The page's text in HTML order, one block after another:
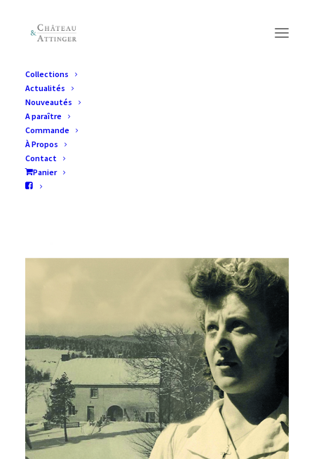
Collections
Actualités
Nouveautés
A paraître
Commande
À Propos
Contact
Panier